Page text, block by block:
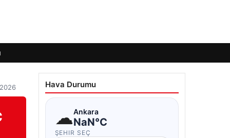
Hava Durumu
☁Ankara
NaN°C
ŞEHIR SEÇ